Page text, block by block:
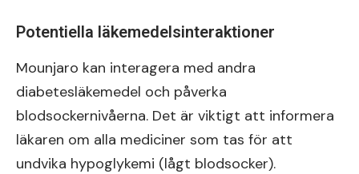
Potentiella läkemedelsinteraktioner
Mounjaro kan interagera med andra
diabetesläkemedel och påverka
blodsockernivåerna. Det är viktigt att informera
läkaren om alla mediciner som tas för att
undvika hypoglykemi (lågt blodsocker).